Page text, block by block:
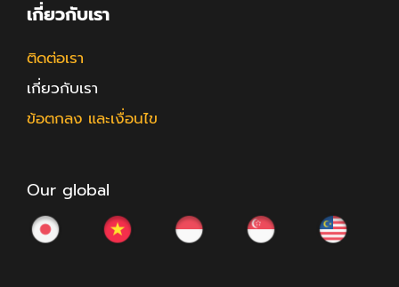
เกี่ยวกับเรา
ติดต่อเรา
เกี่ยวกับเรา
ข้อตกลง และเงื่อนไข
Our global